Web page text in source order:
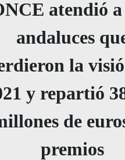
atendió a
andaluces
la
y repartió
de
premios